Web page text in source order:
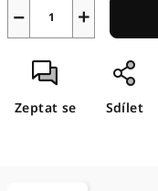
+
−
Zeptat se Sdílet